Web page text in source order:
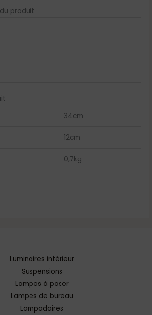
produit
34cm
12cm
0,7kg
Luminaires intérieur
Suspensions
Lampes à poser
Lampes de bureau
Lampadaires